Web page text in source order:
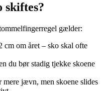
skiftes?
gælder:
cm om året – sko skal ofte
du bør stadig tjekke skoene
jævn, men skoene slides